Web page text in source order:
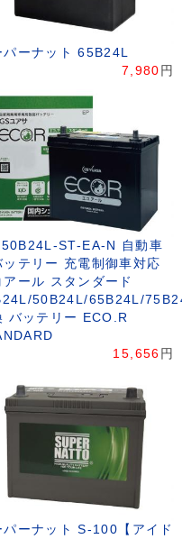
パーナット 65B24L
7,980 円
50B24L-ST-EA-N 自動車
ッテリー 充電制御車対応
アール スタンダード
50B24L/65B24L/
バッテリー ECO.R
15,656 円
パーナット S-100【アイド